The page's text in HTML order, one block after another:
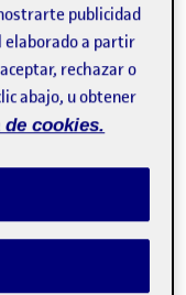
al igual que todo
termina nuestro
nos llevamos una
capacidades y
publicidad
elaborado a partir
rechazar o
abajo, u obtener
cookies.